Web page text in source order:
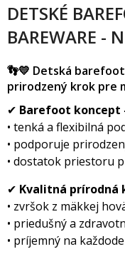
DETSKÉ
BAREWARE -
👣💛 Detská barefoot
prirodzený krok pre
✔ Barefoot koncept
• tenká a flexibilná
• podporuje
• dostatok priestoru
✔ Kvalitná prírodná
• zvršok z mäkkej
• priedušný a
• príjemný na